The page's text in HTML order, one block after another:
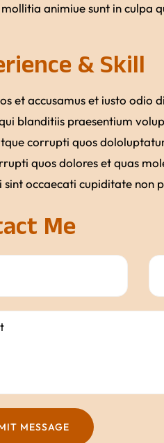
animiue sunt in culpa
& Skill
et accusamus et iusto odio
blanditiis praesentium
corrupti quos
quos dolores et quas
sint occaecati cupiditate non
Me